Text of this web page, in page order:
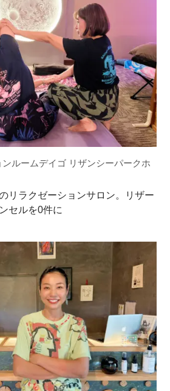
ルームデイゴ リザンシーパークホ
リラクゼーションサロン。リザー
セルを0件に